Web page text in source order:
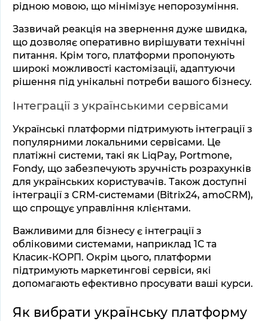
рідною мовою, що мінімізує непорозуміння.
Зазвичай реакція на звернення дуже швидка,
що дозволяє оперативно вирішувати технічні
питання. Крім того, платформи пропонують
широкі можливості кастомізації, адаптуючи
рішення під унікальні потреби вашого бізнесу.
Інтеграції з українськими сервісами
Українські платформи підтримують інтеграції з
популярними локальними сервісами. Це
платіжні системи, такі як LiqPay, Portmone,
Fondy, що забезпечують зручність розрахунків
для українських користувачів. Також доступні
інтеграції з CRM-системами (Bitrix24, amoCRM),
що спрощує управління клієнтами.
Важливими для бізнесу є інтеграції з
обліковими системами, наприклад 1С та
Класик-КОРП. Окрім цього, платформи
підтримують маркетингові сервіси, які
допомагають ефективно просувати ваші курси.
Як вибрати українську платформу